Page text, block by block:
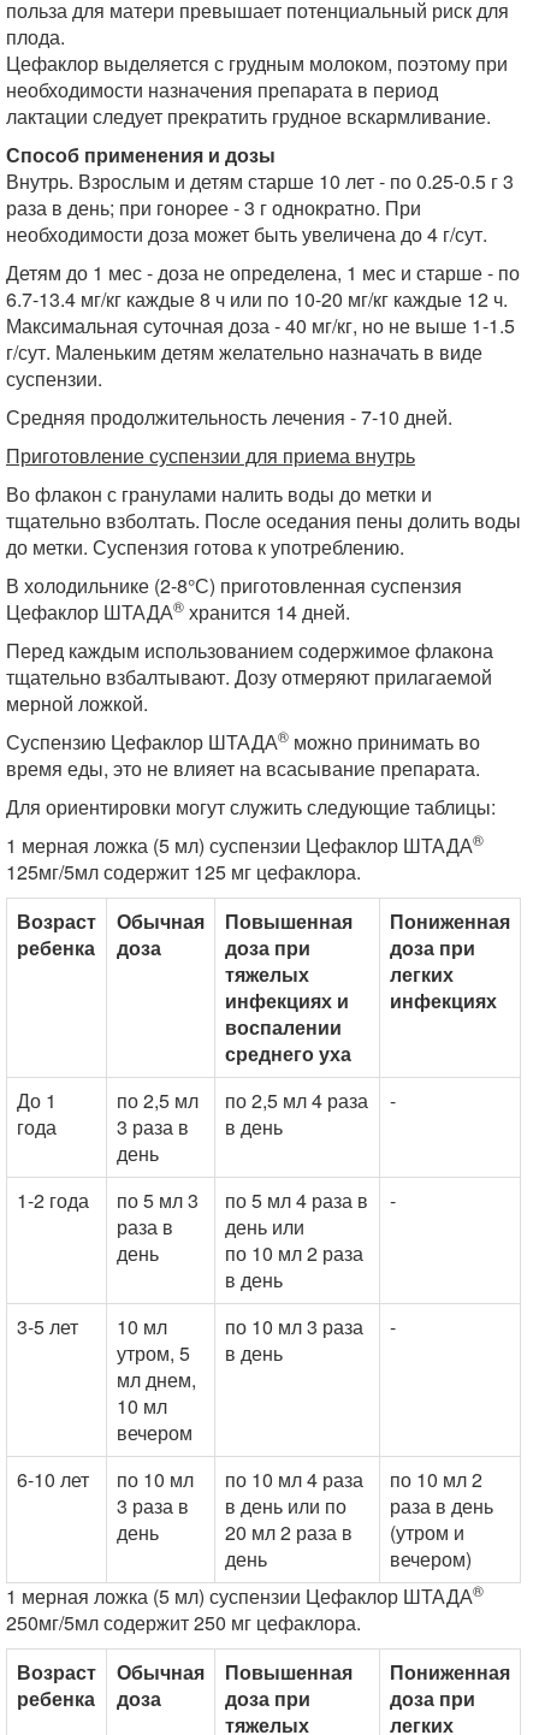
польза для матери превышает потенциальный риск для
плода.
Цефаклор выделяется с грудным молоком, поэтому при
необходимости назначения препарата в период
лактации следует прекратить грудное вскармливание.
Способ применения и дозы
Внутрь. Взрослым и детям старше 10 лет - по 0.25-0.5 г 3
раза в день; при гонорее - 3 г однократно. При
необходимости доза может быть увеличена до 4 г/сут.
Детям до 1 мес - доза не определена, 1 мес и старше - по
6.7-13.4 мг/кг каждые 8 ч или по 10-20 мг/кг каждые 12 ч.
Максимальная суточная доза - 40 мг/кг, но не выше 1-1.5
г/сут. Маленьким детям желательно назначать в виде
суспензии.
Средняя продолжительность лечения - 7-10 дней.
Приготовление суспензии для приема внутрь
Во флакон с гранулами налить воды до метки и
тщательно взболтать. После оседания пены долить воды
до метки. Суспензия готова к употреблению.
В холодильнике (2-8°С) приготовленная суспензия
Цефаклор ШТАДА® хранится 14 дней.
Перед каждым использованием содержимое флакона
тщательно взбалтывают. Дозу отмеряют прилагаемой
мерной ложкой.
Суспензию Цефаклор ШТАДА® можно принимать во
время еды, это не влияет на всасывание препарата.
Для ориентировки могут служить следующие таблицы:
1 мерная ложка (5 мл) суспензии Цефаклор ШТАДА®
125мг/5мл содержит 125 мг цефаклора.
Возраст
ребенка
Обычная
доза
Повышенная
доза при
тяжелых
инфекциях и
воспалении
среднего уха
Пониженная
доза при
легких
инфекциях
До 1
года
по 2,5 мл
3 раза в
день
по 2,5 мл 4 раза
в день
-
1-2 года
по 5 мл 3
раза в
день
по 5 мл 4 раза в
день или
по 10 мл 2 раза
в день
-
3-5 лет
10 мл
утром, 5
мл днем,
10 мл
вечером
по 10 мл 3 раза
в день
-
6-10 лет
по 10 мл
3 раза в
день
по 10 мл 4 раза
в день или по
20 мл 2 раза в
день
по 10 мл 2
раза в день
(утром и
вечером)
1 мерная ложка (5 мл) суспензии Цефаклор ШТАДА®
250мг/5мл содержит 250 мг цефаклора.
Возраст
ребенка
Обычная
доза
Повышенная
доза при
тяжелых
Пониженная
доза при
легких